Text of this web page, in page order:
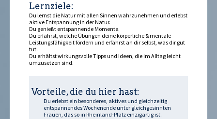
Lernziele:
Du lernst die Natur mit allen Sinnen wahrzunehmen und erlebst
aktive Entspannung in der Natur.
Du genießt entspannende Momente.
Du erfährst, welche Übungen deine körperliche & mentale
Leistungsfähigkeit fördern und erfährst an dir selbst, was dir gut
tut.
Du erhältst wirkungsvolle Tipps und Ideen, die im Alltag leicht
umzusetzen sind.
Vorteile, die du hier hast:
Du erlebst ein besonderes, aktives und gleichzeitig
entspannendes Wochenende unter gleichgesinnten
Frauen, das so in Rheinland-Pfalz einzigartig ist.